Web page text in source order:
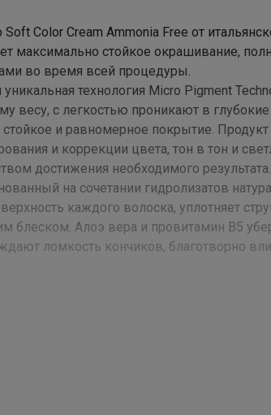
Color Cream Ammonia Free от
максимально стойкое окрашивание,
во время всей процедуры.
технология Micro Pigment
весу, с легкостью проникают в глубокие
и равномерное покрытие.
и коррекции цвета, тон в тон и
достижения необходимого результата.
на сочетании гидролизатов
каждого волоска, уплотняет
блеском. Алоэ вера и провитамин В5
ломкость кончиков, благотворно
DEV Plus подбирается
или окрашенных волос. 10 vol –
на 2 уровня. 30 vol – осветление